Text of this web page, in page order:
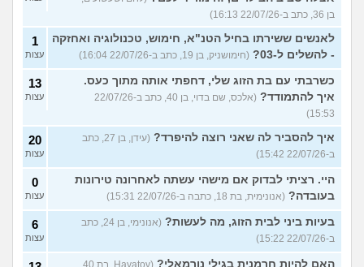
בן 36, כתב ב-22/07/26 16:13)
לאנשים ששירתו בחיל הטנ"א, חימוש, טכנולוגיה ואחזקה
- להשלים ל-03?
(חימושניק, בן 19, כתב ב-22/07/26 16:04)
1
עצות
כשרבתי עם בת הזוג שלי, דחפתי אותה מתוך כעס.
איך להתמודד?
(אלכס, שם בדוי, בן 40, כתב ב-22/07/26
15:53)
13
עצות
איך להסביר לה שאני רוצה להיפרד?
(עידן, בן 27, כתב
ב-22/07/26 15:42)
20
עצות
היי. רציתי לבדוק אם מישהי עשתה לאחרונה טירונות
בעובדה? (אנונימית, בת 18, כתבה ב-22/07/26 15:31)
0
עצות
בעיות ביני לבית הזוג, מה לעשות?
(אנונימי, בן 24, כתב
ב-22/07/26 15:22)
6
עצות
האם להיות חרמנית בגילי נורמאלי?